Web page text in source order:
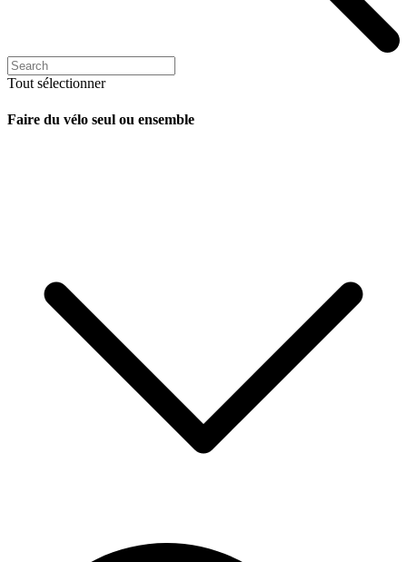
Tout sélectionner
Faire du vélo seul ou ensemble